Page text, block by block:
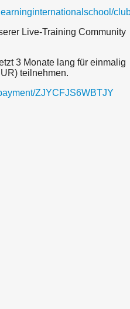
Live-Training Community
3 Monate lang für einmalig
teilnehmen.
ZJYCFJS6WBTJY